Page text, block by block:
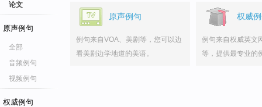
论文
原声例句
全部
音频例句
视频例句
权威例句
原声例句
例句来自VOA、美剧等，您可以边
看美剧边学地道的美语。
权威
例句来自权威英文
等，提供最专业的